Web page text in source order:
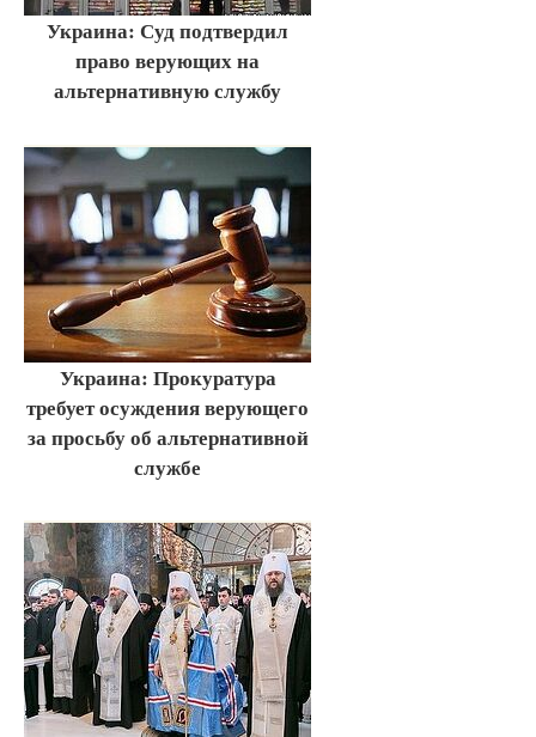
Украина: Суд подтвердил
право верующих на
альтернативную службу
Украина: Прокуратура
требует осуждения верующего
за просьбу об альтернативной
службе